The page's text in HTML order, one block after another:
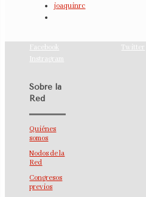
joaquinrc
Facebook
Twitter
Instragram
Sobre la
Red
Quiénes
somos
Nodos de la
Red
Congresos
previos